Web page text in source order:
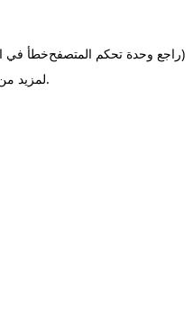
خطأ في(راجع وحدة تحكم المتصفح
لمزيد.